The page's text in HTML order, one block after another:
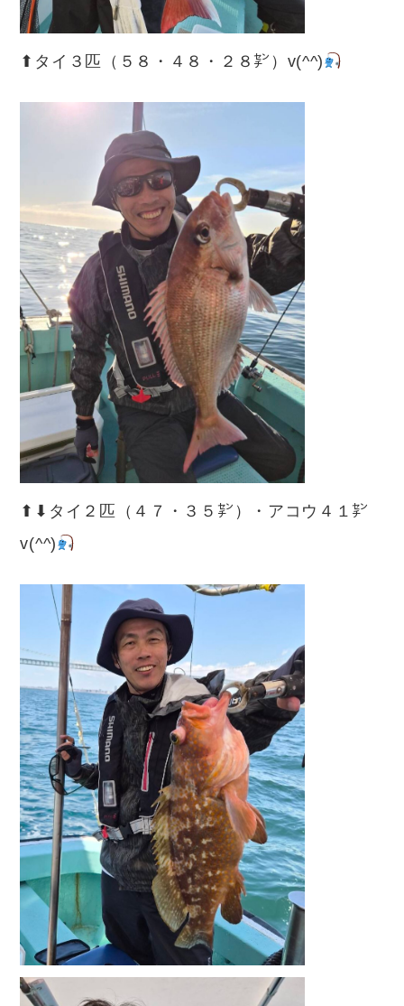
⬆︎タイ３匹（５８・４８・２８㌢）v(^^)
⬆︎⬇︎タイ２匹（４７・３５㌢）・アコウ４１㌢
v(^^)